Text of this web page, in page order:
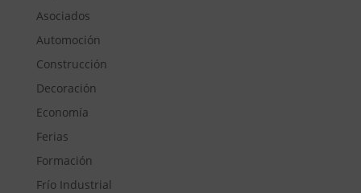
Asociados
Automoción
Construcción
Decoración
Economía
Ferias
Formación
Frío Industrial